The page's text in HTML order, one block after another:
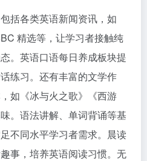
括各类英语新闻资讯，如
精选等，让学习者接触纯
。英语口语每日养成板块提
练习。还有丰富的文学作
如《冰与火之歌》《西游
。语法讲解、单词背诵等基
不同水平学习者需求。晨读
事，培养英语阅读习惯。无